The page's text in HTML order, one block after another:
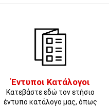
Έντυποι Κατάλογοι
Κατεβάστε εδώ τον ετήσιο
έντυπο κατάλογο μας, όπως